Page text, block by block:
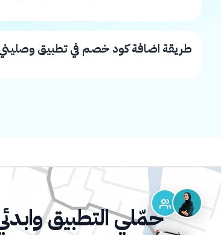
طريقة اضافة كود خصم في تطبيق
حمّلي التطبيق